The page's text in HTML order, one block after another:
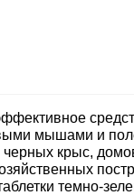
мышами и
черных крыс,
темно-